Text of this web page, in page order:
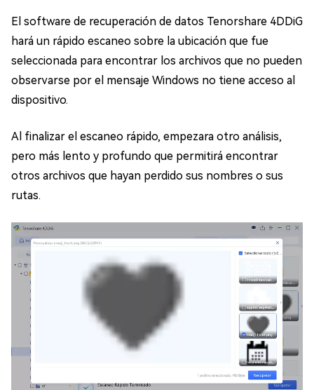
El software de recuperación de datos Tenorshare 4DDiG
hará un rápido escaneo sobre la ubicación que fue
seleccionada para encontrar los archivos que no pueden
observarse por el mensaje Windows no tiene acceso al
dispositivo.
Al finalizar el escaneo rápido, empezara otro análisis,
pero más lento y profundo que permitirá encontrar
otros archivos que hayan perdido sus nombres o sus
rutas.